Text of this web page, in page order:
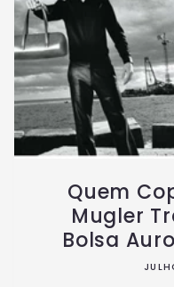
Quem
Mugler
Bolsa